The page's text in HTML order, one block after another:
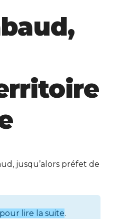
jusqu’alors préfet de
lire la suite.